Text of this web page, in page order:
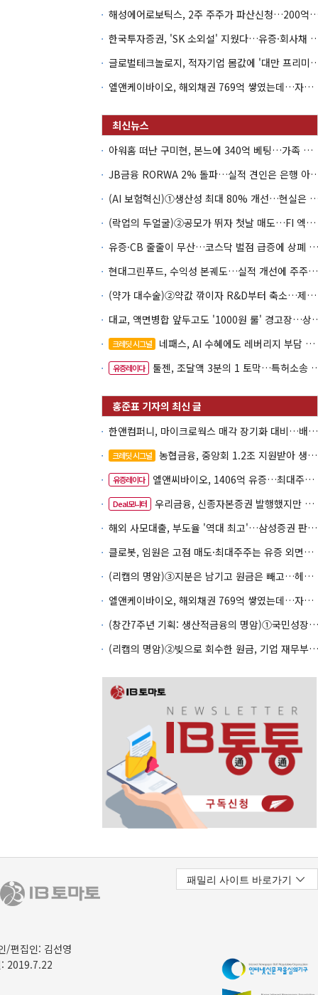
해성에어로보틱스, 2주 주주가 파산
한국투자증권, 'SK 소외설' 지웠
글로벌테크놀로지, 적자기업 몸값
엘앤케이바이오, 해외채권 769억 쌓였는데…자회사 4곳 자본잠식
아워홈 떠난 구미현, 본느에 340억 베팅…가족 지배체제 구축
JB금융 RORWA 2% 돌파…실
(AI 보험혁신)①생산성 최대 80%
(락업의 두얼굴)②공모가 뛰자 첫날 매도…FI 엑시트 전략 갈렸다
유증·CB 줄줄이 무산…코스닥 벌점 급증에 상폐 압박
현대그린푸드, 수익성 본궤도…실적 개선에 주주환원까지
(약가 대수술)②약값 깎이자 R&D부터 축소…제약업계 비상경영 돌입
대교, 액면병합 앞두고
크레딧 시그널 네패스, AI 수혜에도 레버리지 부담 여전
유증레이다 툴젠, 조달액 3분의 1 토막…특허소송 비용부터 챙긴다
한앤컴퍼니, 마이크로웍스 매각 장기화 대비…배당 회수판 깔았다
크레딧 시그널 농협금융, 중앙회 1.2조 지원받아 생산적금융 확대
유증레이다 엘앤씨바이오, 1406억 유증…최대주주는 절반만 청약
Deal모니터
우리금융, 신종자본증권 발행했지만 차환금리 '부담'
해외 사모대출, 부도율 '역대 최고'…삼성증권 판매상품도 환매 불안
클로봇, 임원은 고점 매도·최대주주는 유증 외면…책임투자 도마
(리캡의 명암)③지분은 남기고 원금은 빼고…헤지펀드로 번진 리캡
엘앤케이바이오, 해외채권 769억 쌓였는데…자회사 4곳 자본잠식
(창간7주년 기획: 생산적금융의 명암)①국민성장펀드 자금흐름 해부
(리캡의 명암)②빚으로 회수한 원금, 기업 재무부담으로 남았다
/편집인: 김선영
2019.7.22